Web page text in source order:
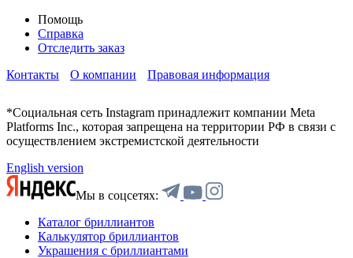
Помощь
Справка
Отследить заказ
Контакты
О компании Правовая информация
*Социальная сеть Instagram принадлежит компании Meta
Platforms Inc., которая запрещена на территории РФ в связи с
осуществлением экстремистской деятельности
English version
Мы в соцсетях:
Каталог бриллиантов
Калькулятор бриллиантов
Украшения с бриллиантами